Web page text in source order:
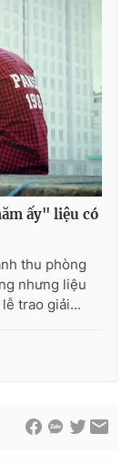
483/GP-BTTTT
Quốc Thắng,
ấy" liệu có
thu phòng
nhưng liệu
trao giải...